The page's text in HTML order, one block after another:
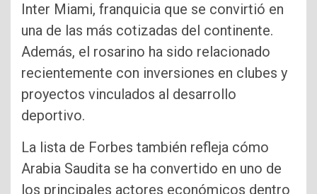
Inter Miami, franquicia que se convirtió en
una de las más cotizadas del continente.
Además, el rosarino ha sido relacionado
recientemente con inversiones en clubes y
proyectos vinculados al desarrollo
deportivo.
La lista de Forbes también refleja cómo
Arabia Saudita se ha convertido en uno de
los principales actores económicos dentro